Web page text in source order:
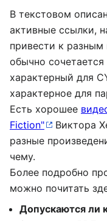
В текстовом
активные ссылки,
привести к разным
обычно
характерный для
характерное для
Есть хорошее
Fiction"
Виктора
разные
чему.
Более подробно
можно почитать
Допускаются ли